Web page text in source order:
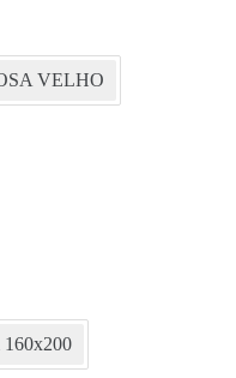
VELHO
160x200